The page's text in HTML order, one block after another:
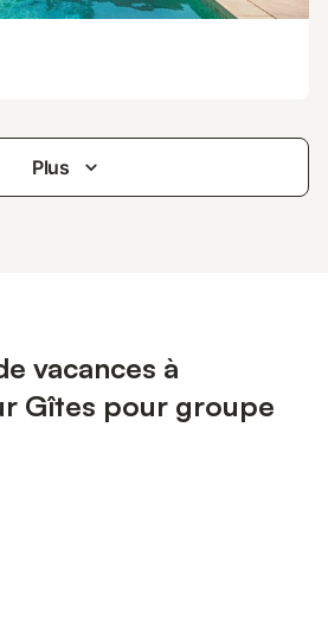
Plus
vacances à
Gîtes pour groupe